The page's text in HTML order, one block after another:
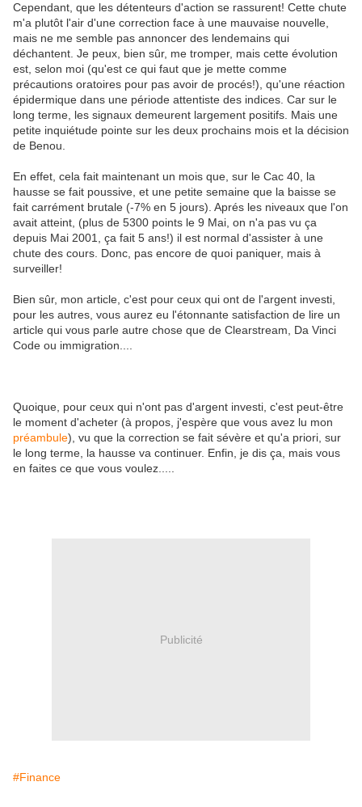
Cependant, que les détenteurs d'action se rassurent! Cette chute
m'a plutôt l'air d'une correction face à une mauvaise nouvelle,
mais ne me semble pas annoncer des lendemains qui
déchantent. Je peux, bien sûr, me tromper, mais cette évolution
est, selon moi (qu'est ce qui faut que je mette comme
précautions oratoires pour pas avoir de procés!), qu'une réaction
épidermique dans une période attentiste des indices. Car sur le
long terme, les signaux demeurent largement positifs. Mais une
petite inquiétude pointe sur les deux prochains mois et la décision
de Benou.
En effet, cela fait maintenant un mois que, sur le Cac 40, la
hausse se fait poussive, et une petite semaine que la baisse se
fait carrément brutale (-7% en 5 jours). Aprés les niveaux que l'on
avait atteint, (plus de 5300 points le 9 Mai, on n'a pas vu ça
depuis Mai 2001, ça fait 5 ans!) il est normal d'assister à une
chute des cours. Donc, pas encore de quoi paniquer, mais à
surveiller!
Bien sûr, mon article, c'est pour ceux qui ont de l'argent investi,
pour les autres, vous aurez eu l'étonnante satisfaction de lire un
article qui vous parle autre chose que de Clearstream, Da Vinci
Code ou immigration....
Quoique, pour ceux qui n'ont pas d'argent investi, c'est peut-être
le moment d'acheter (à propos, j'espère que vous avez lu mon
préambule), vu que la correction se fait sévère et qu'a priori, sur
le long terme, la hausse va continuer. Enfin, je dis ça, mais vous
en faites ce que vous voulez.....
Publicité
#Finance